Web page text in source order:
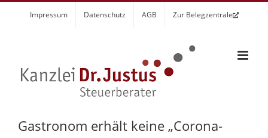
Impressum Datenschutz AGB Zur Belegzentrale
Gastronom erhält keine „Corona-